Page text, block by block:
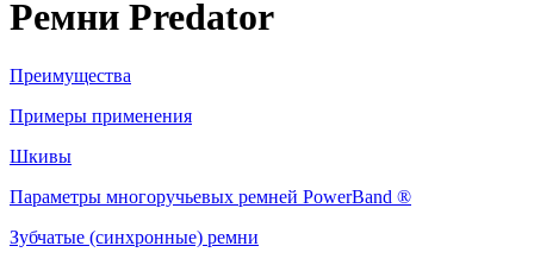
Ремни Predator
Преимущества
Примеры применения
Шкивы
Параметры многоручьевых ремней PowerBand ®
Зубчатые (синхронные) ремни